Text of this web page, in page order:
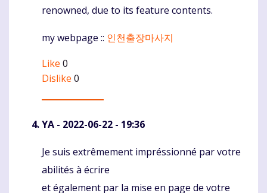
renowned, due to its feature contents.
my webpage :: 인천출장마사지
Like 0
Dislike 0
YA - 2022-06-22 - 19:36
Komentaras
Je suis extrêmement impréssionné par votre
abilités à écrire
et également par la mise en page de votre